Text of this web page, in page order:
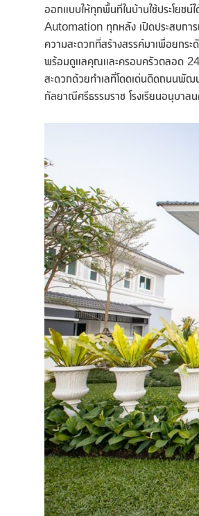
ออกแบบให้ทุกพื้นที่ในบ้านใช้ประโยช
Automation ทุกหลัง เปิดประสบกา
ความสะดวกที่สร้างสรรค์มาเพื่อยกร
พร้อมดูแลคุณและครอบครัวตลอด 24
สะดวกด้วยทำเลที่โดดเด่นติดถนนพัฒ
กัลยาณีศรีธรรมราช โรงเรียนอนุบาล